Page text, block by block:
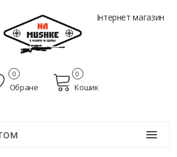
Інтернет магазин
Обране
0
Кошик
0